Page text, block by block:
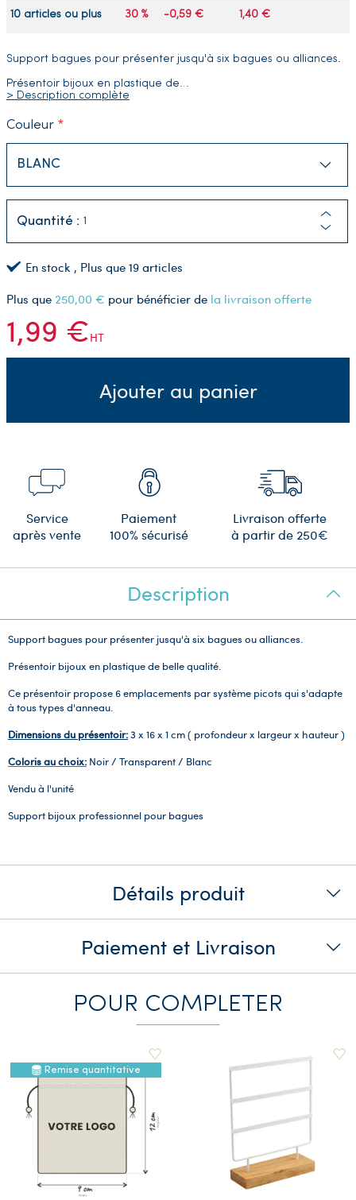
10 articles ou plus 30 % -0,59 € 1,40 €
Support bagues pour présenter jusqu'à six bagues ou alliances.
Présentoir bijoux en plastique de…
> Description complète
Couleur
Quantité :
En stock , Plus que 19 articles
Plus que 250,00 € pour bénéficier de la livraison offerte
1,99 €HT
Ajouter au panier
Service
après vente
Paiement
100% sécurisé
Livraison offerte
à partir de 250€
Description
Support bagues pour présenter jusqu'à six bagues ou alliances.
Présentoir bijoux en plastique de belle qualité.
Ce présentoir propose 6 emplacements par système picots qui s'adapte
à tous types d'anneau.
Dimensions du présentoir:3 x 16 x 1 cm ( profondeur x largeur x hauteur )
Coloris au choix: Noir / Transparent / Blanc
Vendu à l'unité
Support bijoux professionnel pour bagues
Détails produit
Paiement et Livraison
POUR COMPLETER
Remise quantitative